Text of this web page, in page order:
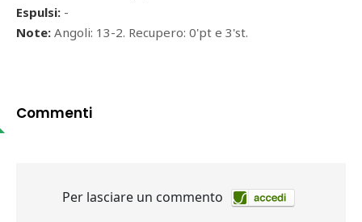
Espulsi: -
Note: Angoli: 13-2. Recupero: 0'pt e 3'st.
Commenti